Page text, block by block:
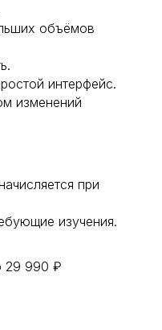
объёмов
интерфейс.
изменений
при
изучения.
29 990 ₽